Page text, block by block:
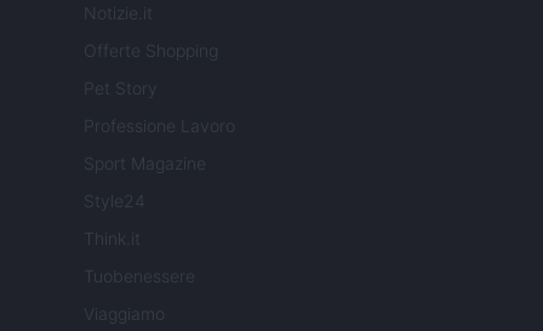
Notizie.it
Offerte Shopping
Pet Story
Professione Lavoro
Sport Magazine
Style24
Think.it
Tuobenessere
Viaggiamo